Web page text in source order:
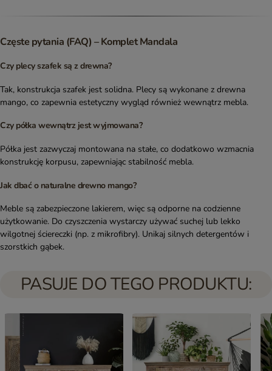
Częste pytania (FAQ) – Komplet Mandala
Czy plecy szafek są z drewna?
Tak, konstrukcja szafek jest solidna. Plecy są wykonane z drewna
mango, co zapewnia estetyczny wygląd również wewnątrz mebla.
Czy półka wewnątrz jest wyjmowana?
Półka jest zazwyczaj montowana na stałe, co dodatkowo wzmacnia
konstrukcję korpusu, zapewniając stabilność mebla.
Jak dbać o naturalne drewno mango?
Meble są zabezpieczone lakierem, więc są odporne na codzienne
użytkowanie. Do czyszczenia wystarczy używać suchej lub lekko
wilgotnej ściereczki (np. z mikrofibry). Unikaj silnych detergentów i
szorstkich gąbek.
PASUJE DO TEGO PRODUKTU: